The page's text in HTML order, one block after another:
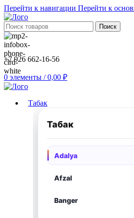
Перейти к навигации Перейти к
Поиск
+7 926 662-16-56
0 элементы / 0,00 ₽
Табак
Табак
Adalya
Afzal
Banger